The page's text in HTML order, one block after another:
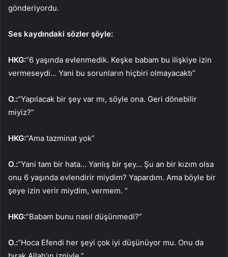
gönderiyordu.
Ses kaydındaki sözler şöyle:
HKG:“6 yaşında evlenmedik. Keşke babam bu ilişkiye izin
vermeseydi… Yani bu sorunların hiçbiri olmayacaktı”
O.:“Yapılacak bir şey var mı, söyle ona. Geri dönebilir
miyiz?”
HKG:“Ama tazminat yok”
O.:“Yani tam bir hata… Yanlış bir şey… Şu an bir kızım olsa
onu 6 yaşında evlendirir miydim? Yapardım. Ama böyle bir
şeye izin verir miydim, vermem. “
HKG:“Babam bunu nasıl düşünmedi?”
O.:“Hoca Efendi her şeyi çok iyi düşünüyor mu. Onu da